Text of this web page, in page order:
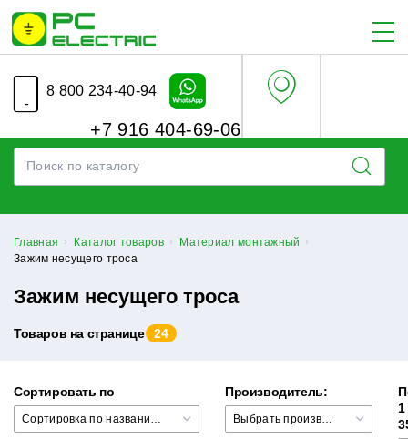
8 800 234-40-94
+7 916 404-69-06
Главная Каталог товаров
Материал монтажный
Зажим несущего троса
Зажим несущего троса
Товаров на странице 24
Сортировать по
Сортировка по названию товара +/-
Производитель:
Выбрать производителя
1